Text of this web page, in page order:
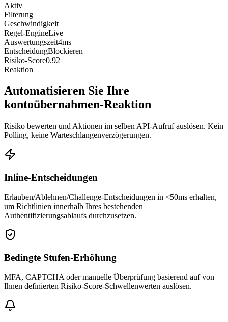
Aktiv
Filterung
Geschwindigkeit
Regel-EngineLive
Auswertungszeit4ms
EntscheidungBlockieren
Risiko-Score0.92
Reaktion
Automatisieren Sie Ihre
kontoübernahmen-Reaktion
Risiko bewerten und Aktionen im selben API-Aufruf auslösen. Kein
Polling, keine Warteschlangenverzögerungen.
Inline-Entscheidungen
Erlauben/Ablehnen/Challenge-Entscheidungen in <50ms erhalten,
um Richtlinien innerhalb Ihres bestehenden
Authentifizierungsablaufs durchzusetzen.
Bedingte Stufen-Erhöhung
MFA, CAPTCHA oder manuelle Überprüfung basierend auf von
Ihnen definierten Risiko-Score-Schwellenwerten auslösen.